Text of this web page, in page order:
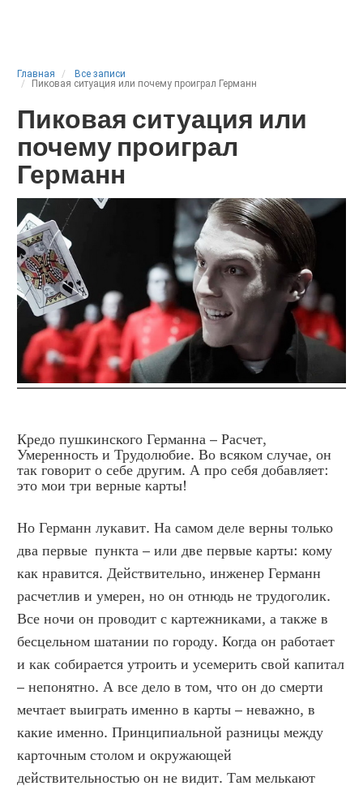
Главная
Все записи
Пиковая ситуация или почему проиграл Германн
Пиковая ситуация или
почему проиграл
Германн
Кредо пушкинского Германна – Расчет,
Умеренность и Трудолюбие. Во всяком случае, он
так говорит о себе другим. А про себя добавляет:
это мои три верные карты!
Но Германн лукавит. На самом деле верны только
два первые пункта – или две первые карты: кому
как нравится. Действительно, инженер Германн
расчетлив и умерен, но он отнюдь не трудоголик.
Все ночи он проводит с картежниками, а также в
бесцельном шатании по городу. Когда он работает
и как собирается утроить и усемерить свой капитал
– непонятно. А все дело в том, что он до смерти
мечтает выиграть именно в карты – неважно, в
какие именно. Принципиальной разницы между
карточным столом и окружающей
действительностью он не видит. Там мелькают